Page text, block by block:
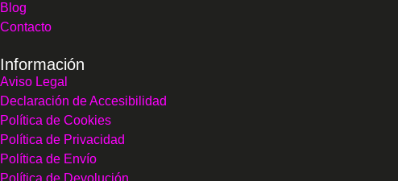
Blog
Contacto
Información
Aviso Legal
Declaración de Accesibilidad
Política de Cookies
Política de Privacidad
Política de Envío